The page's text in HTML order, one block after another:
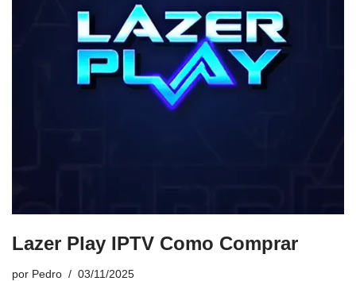
Lazer Play IPTV Como Comprar
por Pedro 03/11/2025